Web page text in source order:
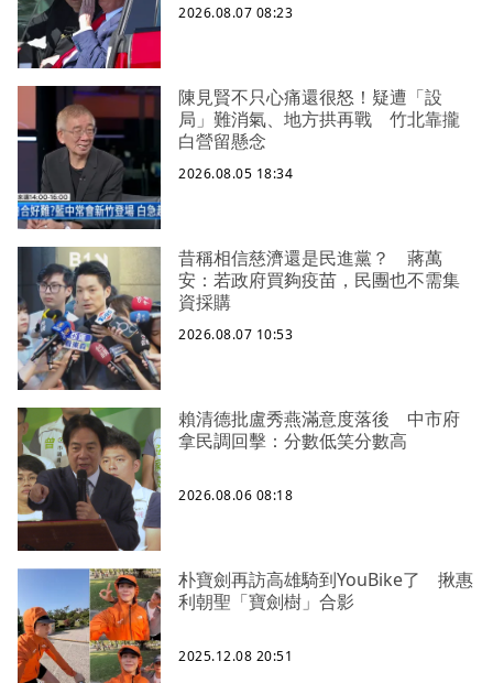
2026.08.07 08:23
陳見賢不只心痛還很怒！疑遭「設
局」難消氣、地方拱再戰 竹北靠攏
白營留懸念
2026.08.05 18:34
昔稱相信慈濟還是民進黨？ 蔣萬
安：若政府買夠疫苗，民團也不需集
資採購
2026.08.07 10:53
賴清德批盧秀燕滿意度落後 中市府
拿民調回擊：分數低笑分數高
2026.08.06 08:18
朴寶劍再訪高雄騎到YouBike了 揪惠
利朝聖「寶劍樹」合影
2025.12.08 20:51